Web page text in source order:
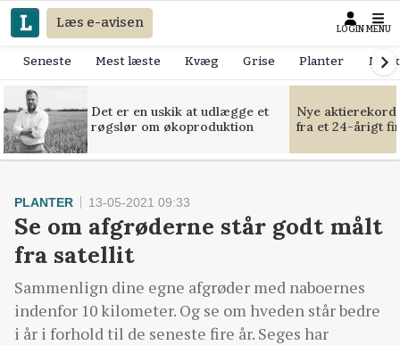
Læs e-avisen LOGIN MENU
Seneste Mest læste Kvæg Grise Planter
Det er en uskik at udlægge et
røgslør om økoproduktion
Nye
fra et 24-årigt
PLANTER 13-05-2021 09:33
Se om afgrøderne står godt målt
fra satellit
Sammenlign dine egne afgrøder med naboernes
indenfor 10 kilometer. Og se om hveden står bedre
i år i forhold til de seneste fire år. Seges har